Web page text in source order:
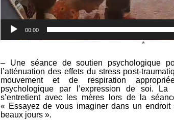
00:00
*
– Une séance de soutien psychologique
l’atténuation des effets du stress post-
mouvement et de respiration
psychologique par l’expression de soi. La
s’entretient avec les mères lors de la
« Essayez de vous imaginer dans un endroit
beaux jours ».